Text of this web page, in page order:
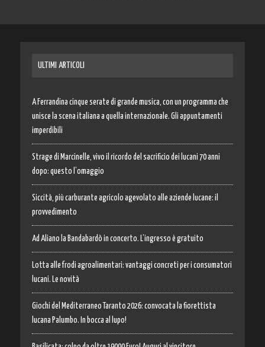
ULTIMI ARTICOLI
A Ferrandina cinque serate di grande musica, con un programma che
unisce la scena italiana a quella internazionale. Gli appuntamenti
imperdibili
Strage di Marcinelle, vivo il ricordo del sacrificio dei lucani 70 anni
dopo: questo l’omaggio
Siccità, più carburante agricolo agevolato alle aziende lucane: il
provvedimento
Ad Aliano la Bandabardò in concerto. L’ingresso è gratuito
Lotta alle frodi agroalimentari: vantaggi concreti per i consumatori
lucani. Le novità
Giochi del Mediterraneo Taranto 2026: convocata la fiorettista
lucana Palumbo. In bocca al lupo!